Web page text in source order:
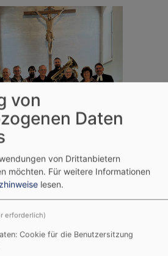
von
Daten
von Drittanbietern
möchten. Für weitere Informationen
lesen.
erforderlich)
Cookie für die Benutzersitzung